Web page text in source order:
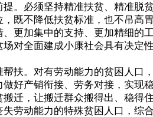
。必须坚持精准扶贫、精准脱
既不降低扶贫标准，也不吊高
更加集中的支持、更加精细的
对全面建成小康社会具有决定
帮扶。对有劳动能力的贫困人口
好产销衔接、劳务对接，实现
迁，让搬迁群众搬得出、稳得
劳动能力的特殊贫困人口，综